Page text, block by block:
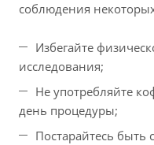
соблюдения
Избегайте
исследования;
Не употребляйте
день процедуры;
Постарайтесь